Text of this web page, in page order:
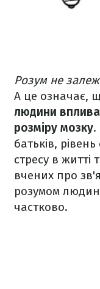
Розум не
А це означає,
людини
розміру мозку.
батьків,
стресу в
вчених про
розумом
частково.